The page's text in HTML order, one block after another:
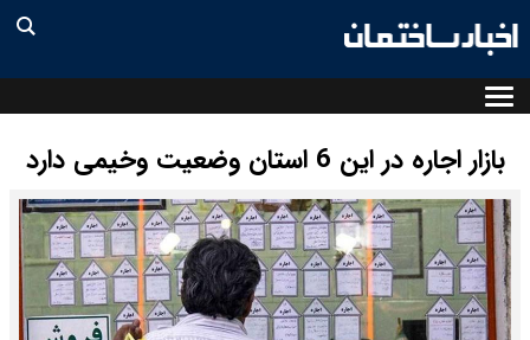
بازار اجاره در این 6 استان وضعیت وخیمی دارد